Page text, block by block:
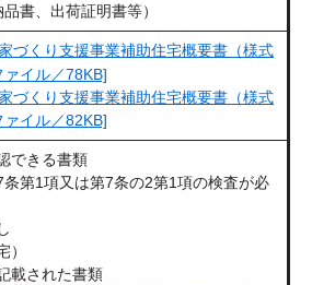
書、出荷証明書等）
づくり支援事業補助住宅概要書（様式
イル／78KB]
づくり支援事業補助住宅概要書（様式
イル／82KB]
できる書類
条第1項又は第7条の2第1項の検査が必
）
載された書類